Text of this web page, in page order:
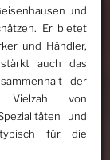
und
Er bietet
und Händler,
auch das
der
Vielzahl von
und
für die